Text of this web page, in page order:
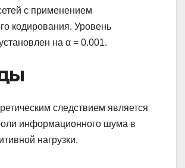
с применением
кодирования. Уровень
на α = 0.001.
следствием является
информационного шума в
нагрузки.